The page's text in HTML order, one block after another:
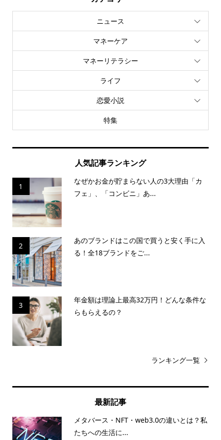
ニュース
マネーケア
マネーリテラシー
ライフ
恋愛小説
特集
人気記事ランキング
1
なぜかお金が貯まらない人の3大理由「カ
フェ」、「コンビニ」あ...
2
あのブランドはこの国で買うと安く手に入
る！全18ブランドをご...
3
年金額は理論上最高32万円！どんな条件な
らもらえるの？
ランキング一覧
最新記事
メタバース・NFT・web3.0の違いとは？私
たちへの生活に...